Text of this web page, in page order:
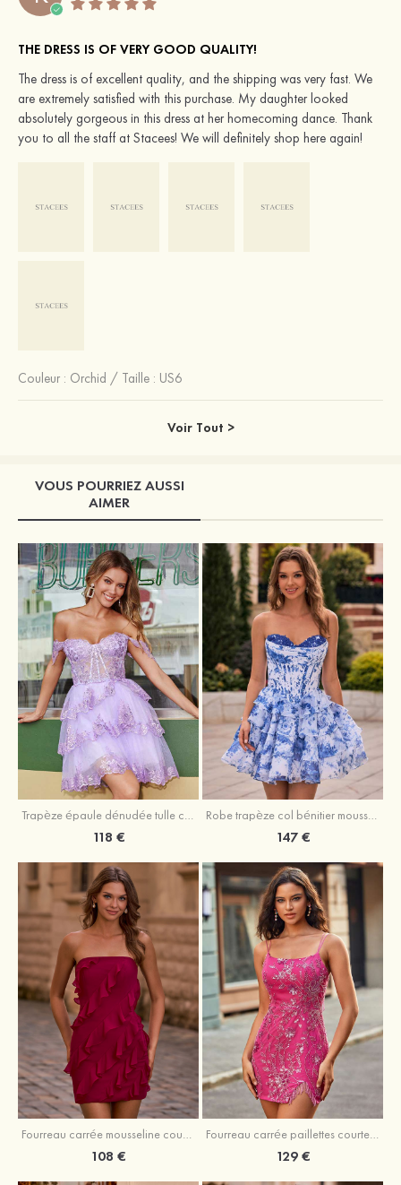
THE DRESS IS OF VERY GOOD QUALITY!
The dress is of excellent quality, and the shipping was very fast. We
are extremely satisfied with this purchase. My daughter looked
absolutely gorgeous in this dress at her homecoming dance. Thank
you to all the staff at Stacees! We will definitely shop here again!
Couleur : Orchid / Taille : US6
Voir Tout >
VOUS POURRIEZ AUSSI
AIMER
Trapèze épaule dénudée tulle courte/mini robe de fête de la rentrée avec paillettes
118 €
Robe trapèze col bénitier mousseline courte/mini robe de fête de la rentrée avec appliqué
147 €
Fourreau carrée mousseline courte/mini robe de fête de la rentré avec volants
108 €
Fourreau carrée paillettes courte/mini robe de fête de la rentrée
129 €